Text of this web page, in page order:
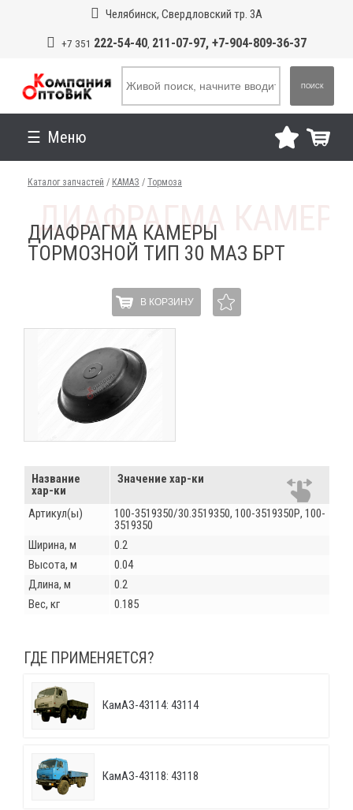
Челябинск, Свердловский тр. 3А
+7 351 222-54-40, 211-07-97, +7-904-809-36-37
ПОИСК
Меню
Каталог запчастей / КАМАЗ / Тормоза
ДИАФРАГМА КАМЕРЫ
ТОРМОЗНОЙ ТИП 30 МАЗ БРТ
В КОРЗИНУ
Название
хар-ки
Значение хар-ки
Артикул(ы)
100-3519350/30.3519350, 100-3519350Р, 100-
3519350
Ширина, м
0.2
Высота, м
0.04
Длина, м
0.2
Вес, кг
0.185
ГДЕ ПРИМЕНЯЕТСЯ?
КамАЗ-43114: 43114
КамАЗ-43118: 43118